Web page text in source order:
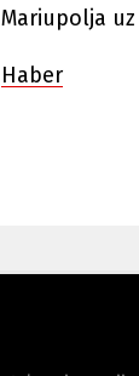
Mariupolja uz
Haber